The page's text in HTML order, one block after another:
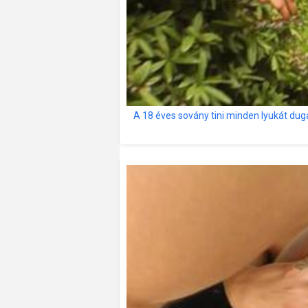
A 18 éves sovány tini minden lyukát